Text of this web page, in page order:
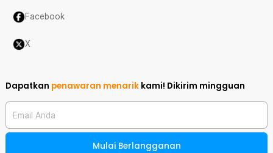
Facebook
X
Dapatkan penawaran menarik kami! Dikirim mingguan
Email Anda
Mulai Berlangganan